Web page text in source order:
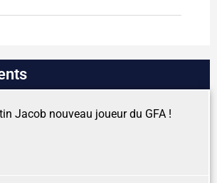
Jacob nouveau joueur du GFA !